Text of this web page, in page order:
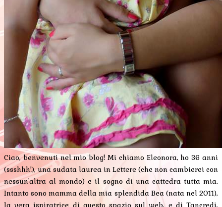
Ciao, benvenuti nel mio blog! Mi chiamo Eleonora, ho 36 anni
(ssshhh!), una sudata laurea in Lettere (che non cambierei con
nessun'altra al mondo) e il sogno di una cattedra tutta mia.
Intanto sono mamma della mia splendida Bea (nata nel 2011),
la vera ispiratrice di questo spazio sul web, e di Tancredi,